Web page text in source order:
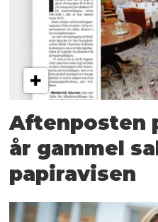
Aftenposten
år gammel
papiravisen